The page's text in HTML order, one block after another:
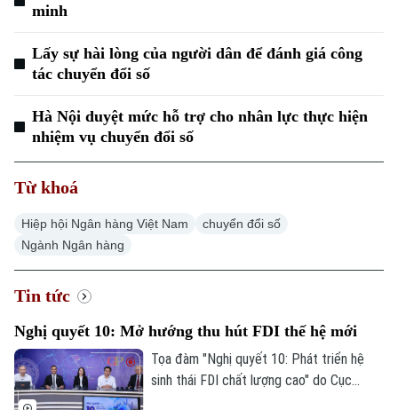
minh
Lấy sự hài lòng của người dân để đánh giá công
tác chuyển đổi số
Hà Nội duyệt mức hỗ trợ cho nhân lực thực hiện
nhiệm vụ chuyển đổi số
Từ khoá
Hiệp hội Ngân hàng Việt Nam
chuyển đổi số
Ngành Ngân hàng
Tin tức
Nghị quyết 10: Mở hướng thu hút FDI thế hệ mới
Tọa đàm "Nghị quyết 10: Phát triển hệ
sinh thái FDI chất lượng cao" do Cục